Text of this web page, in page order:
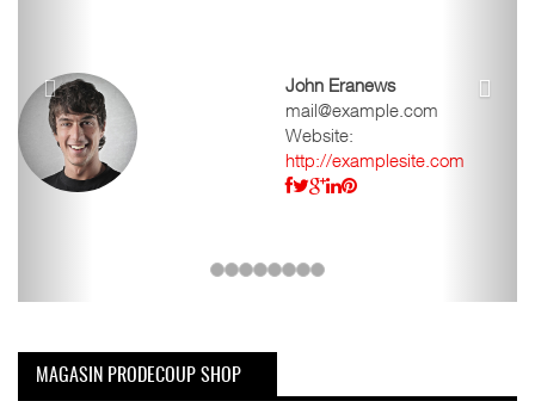
John Eranews
mail@example.com
Website:
http://examplesite.com
MAGASIN PRODECOUP SHOP